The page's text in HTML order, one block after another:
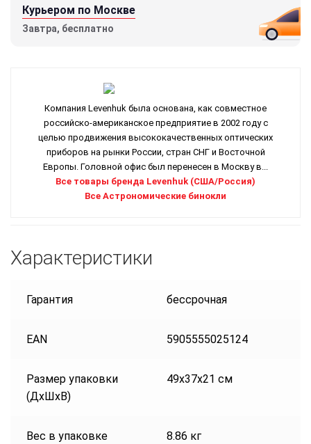
Курьером по Москве
Завтра, бесплатно
Компания Levenhuk была основана, как совместное
российско-американское предприятие в 2002 году с
целью продвижения высококачественных оптических
приборов на рынки России, стран СНГ и Восточной
Европы. Головной офис был перенесен в Москву в...
Все товары бренда Levenhuk (США/Россия)
Все Астрономические бинокли
Характеристики
Гарантия бессрочная
EAN 5905555025124
Размер упаковки
(ДxШxВ)
49x37x21 см
Вес в упаковке 8.86 кг